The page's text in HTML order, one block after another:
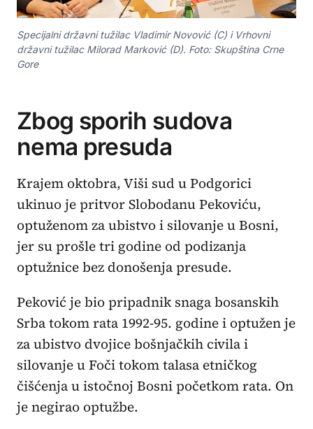
Specijalni državni tužilac Vladimir Novović (C) i Vrhovni
državni tužilac Milorad Marković (D). Foto: Skupština Crne
Gore
Zbog sporih sudova
nema presuda
Krajem oktobra, Viši sud u Podgorici
ukinuo je pritvor Slobodanu Pekoviću,
optuženom za ubistvo i silovanje u Bosni,
jer su prošle tri godine od podizanja
optužnice bez donošenja presude.
Peković je bio pripadnik snaga bosanskih
Srba tokom rata 1992-95. godine i optužen je
za ubistvo dvojice bošnjačkih civila i
silovanje u Foči tokom talasa etničkog
čišćenja u istočnoj Bosni početkom rata. On
je negirao optužbe.